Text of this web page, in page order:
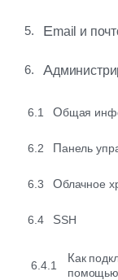
5. Email и
6.
6.1 Общая
6.2 Панель
6.3 Облачное
6.4 SSH
6.4.1
Как подключится по SSH c
помощью